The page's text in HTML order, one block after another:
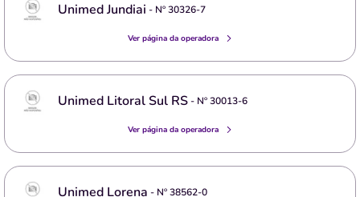
Unimed Jundiai - Nº30326-7
Ver página da operadora
Unimed Litoral Sul RS- Nº30013-6
Ver página da operadora
Unimed Lorena - Nº38562-0